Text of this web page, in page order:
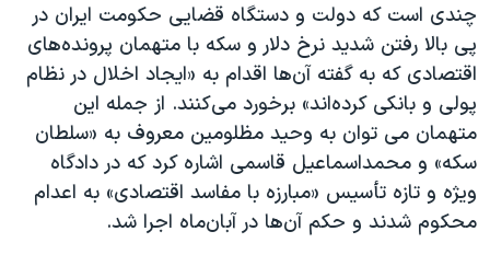
چندی است که دولت و دستگاه قضایی حکومت ایران در
پی بالا رفتن شدید نرخ دلار و سکه با متهمان پرونده‌های
اقتصادی که به گفته آن‌ها اقدام به «ایجاد اخلال در نظام
پولی و بانکی کرده‌اند» برخورد می‌کنند. از جمله این
متهمان می توان به وحید مظلومین معروف به «سلطان
سکه» و محمداسماعیل قاسمی اشاره کرد که در دادگاه
ویژه و تازه تأسیس «مبارزه با مفاسد اقتصادی» به اعدام
محکوم شدند و حکم آن‌ها در آبان‌ماه اجرا شد.